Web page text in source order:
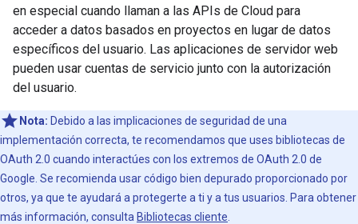
en especial cuando llaman a las APIs de Cloud para
acceder a datos basados en proyectos en lugar de datos
específicos del usuario. Las aplicaciones de servidor web
pueden usar cuentas de servicio junto con la autorización
del usuario.
Nota: Debido a las implicaciones de seguridad de una
implementación correcta, te recomendamos que uses bibliotecas de
OAuth 2.0 cuando interactúes con los extremos de OAuth 2.0 de
Google. Se recomienda usar código bien depurado proporcionado por
otros, ya que te ayudará a protegerte a ti y a tus usuarios. Para obtener
más información, consulta Bibliotecas cliente